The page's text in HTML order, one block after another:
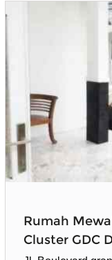
Rumah
Cluster GDC